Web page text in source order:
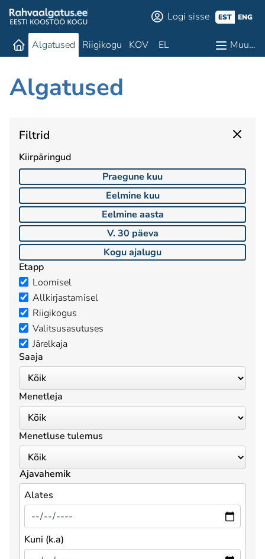
Logi sisse EST ENG
Algatused Riigikogu KOV EL Muu…
Algatused
Filtrid
Kiirpäringud
Praegune kuu
Eelmine kuu
Eelmine aasta
V. 30 päeva
Kogu ajalugu
Etapp
Loomisel
Allkirjastamisel
Riigikogus
Valitsusasutuses
Järelkaja
Saaja
Menetleja
Menetluse tulemus
Ajavahemik
Alates
Kuni (k.a)